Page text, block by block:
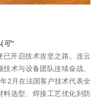
可”
开启技术攻坚之路。连云
术与设备团队连续奋战、
2月在法国客户技术代表全
选型、焊接工艺优化到防